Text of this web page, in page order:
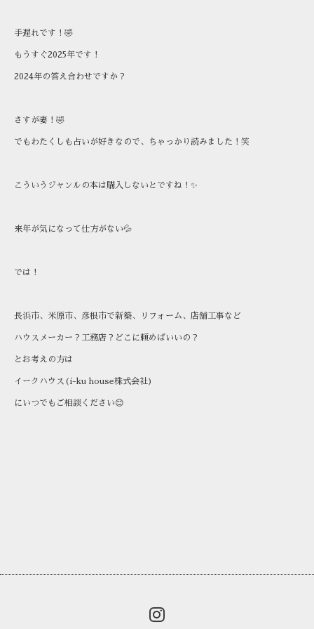
手遅れです！🤣
もうすぐ2025年です！
2024年の答え合わせですか？
さすが妻！🤣
でもわたくしも占いが好きなので、ちゃっかり読みました！笑
こういうジャンルの本は購入しないとですね！✨
来年が気になって仕方がない💦
では！
長浜市、米原市、彦根市で新築、リフォーム、店舗工事など
ハウスメーカー？工務店？どこに頼めばいいの？
とお考えの方は
イークハウス(i-ku house株式会社)
にいつでもご相談ください😊